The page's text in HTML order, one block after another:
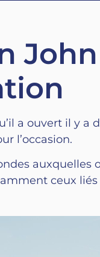
a ouvert il y
l’occasion.
auxquelles
ceux